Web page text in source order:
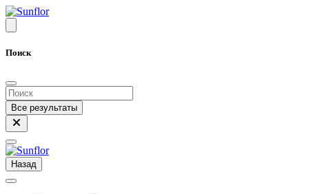
Поиск
Все результаты
Назад